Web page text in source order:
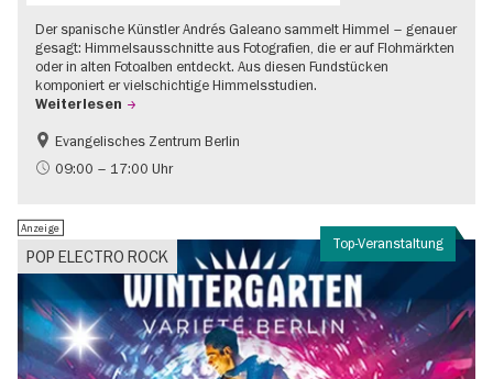
Der spanische Künstler Andrés Galeano sammelt Himmel – genauer
gesagt: Himmelsausschnitte aus Fotografien, die er auf Flohmärkten
oder in alten Fotoalben entdeckt. Aus diesen Fundstücken
komponiert er vielschichtige Himmelsstudien.
Weiterlesen
Gratis
Evangelisches Zentrum Berlin
09:00 – 17:00 Uhr
Top-Veranstaltung
POP ELECTRO ROCK
Anzeige